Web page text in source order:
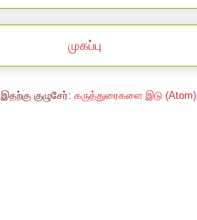
முகப்பு
இதற்கு குழுசேர்: கருத்துரைகளை இடு (Atom)